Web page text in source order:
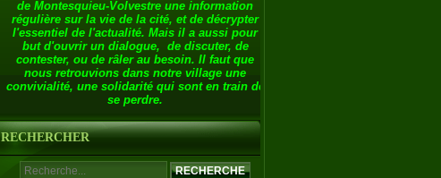
de Montesquieu-Volvestre une information
régulière sur la vie de la cité, et de décrypter
l'essentiel de l'actualité. Mais il a aussi pour
but d'ouvrir un dialogue, de discuter, de
contester, ou de râler au besoin. Il faut que
nous retrouvions dans notre village une
convivialité, une solidarité qui sont en train de
se perdre.
RECHERCHER